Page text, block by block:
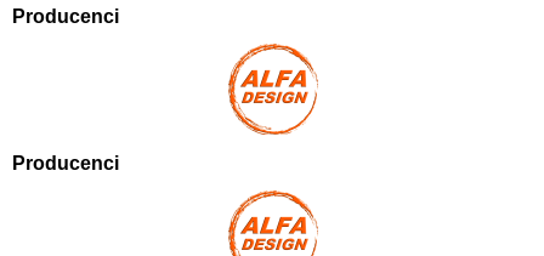
Producenci
Producenci